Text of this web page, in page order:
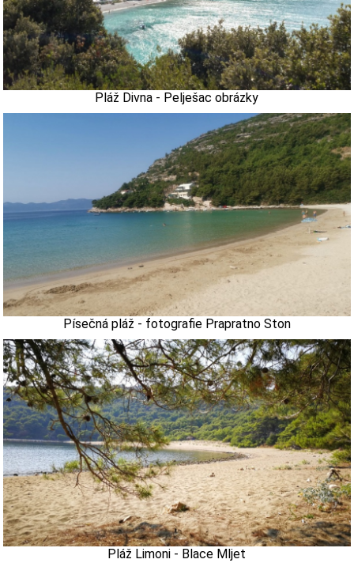
Pláž Divna - Pelješac obrázky
Písečná pláž - fotografie Prapratno Ston
Pláž Limoni - Blace Mljet